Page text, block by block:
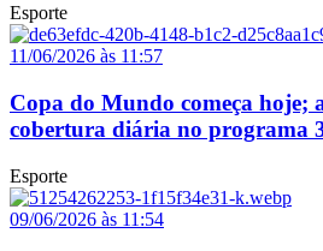
Esporte
11/06/2026 às 11:57
Copa do Mundo começa hoje;
cobertura diária no programa
Esporte
09/06/2026 às 11:54